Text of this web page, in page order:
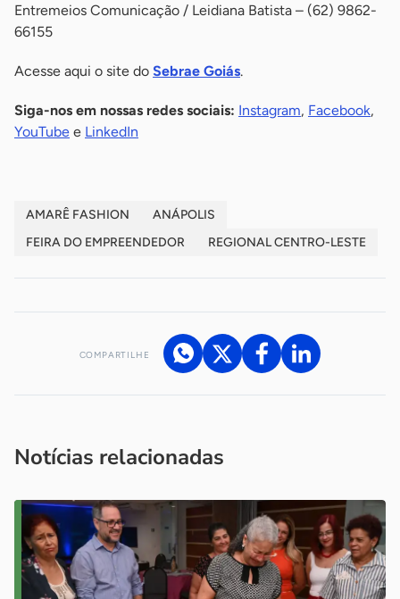
Entremeios Comunicação / Leidiana Batista – (62) 9862-
66155
Acesse aqui o site do Sebrae Goiás.
Siga-nos em nossas redes sociais: Instagram, Facebook,
YouTube e LinkedIn
AMARÊ FASHION
ANÁPOLIS
FEIRA DO EMPREENDEDOR
REGIONAL CENTRO-LESTE
COMPARTILHE
Notícias relacionadas